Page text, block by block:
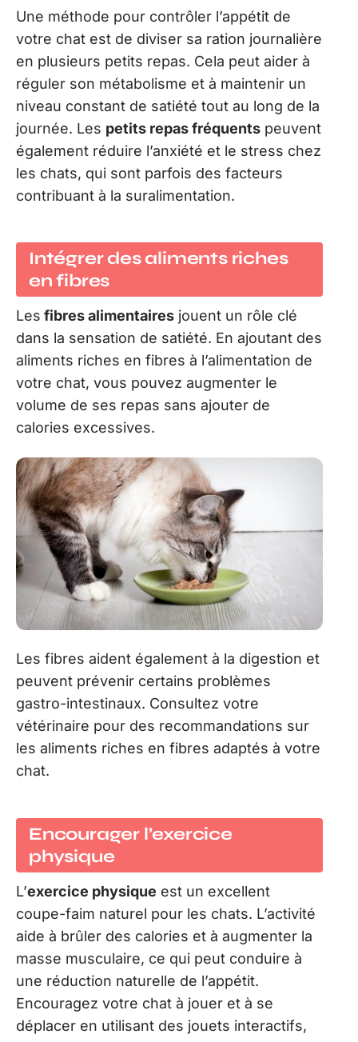
Une méthode pour contrôler l’appétit de
votre chat est de diviser sa ration journalière
en plusieurs petits repas. Cela peut aider à
réguler son métabolisme et à maintenir un
niveau constant de satiété tout au long de la
journée. Les petits repas fréquents peuvent
également réduire l’anxiété et le stress chez
les chats, qui sont parfois des facteurs
contribuant à la suralimentation.
Intégrer des aliments riches
en fibres
Les fibres alimentaires jouent un rôle clé
dans la sensation de satiété. En ajoutant des
aliments riches en fibres à l’alimentation de
votre chat, vous pouvez augmenter le
volume de ses repas sans ajouter de
calories excessives.
Les fibres aident également à la digestion et
peuvent prévenir certains problèmes
gastro-intestinaux. Consultez votre
vétérinaire pour des recommandations sur
les aliments riches en fibres adaptés à votre
chat.
Encourager l’exercice
physique
L’exercice physique est un excellent
coupe-faim naturel pour les chats. L’activité
aide à brûler des calories et à augmenter la
masse musculaire, ce qui peut conduire à
une réduction naturelle de l’appétit.
Encouragez votre chat à jouer et à se
déplacer en utilisant des jouets interactifs,